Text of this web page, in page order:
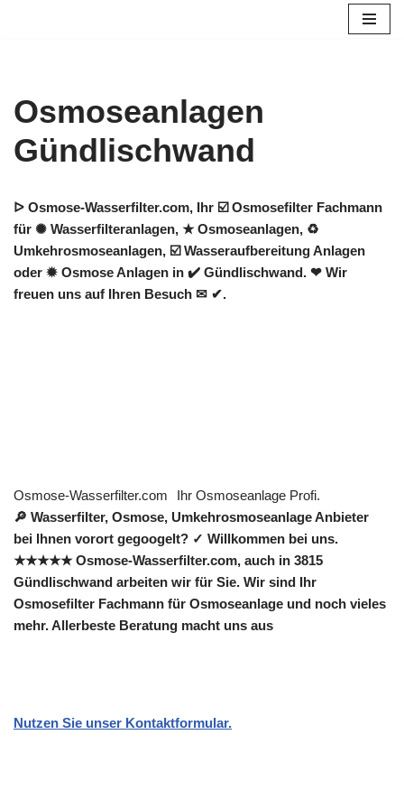
Osmoseanlagen
Gündlischwand
ᐅ Osmose-Wasserfilter.com, Ihr ☑️ Osmosefilter Fachmann
für ✺ Wasserfilteranlagen, ★ Osmoseanlagen, ♻
Umkehrosmoseanlagen, ☑️ Wasseraufbereitung Anlagen
oder ✹ Osmose Anlagen in ✔️ Gündlischwand. ❤ Wir
freuen uns auf Ihren Besuch ✉ ✔.
Osmose-Wasserfilter.com
Ihr Osmoseanlage Profi.
🔎 Wasserfilter, Osmose, Umkehrosmoseanlage Anbieter
bei Ihnen vorort gegoogelt? ✓ Willkommen bei uns.
★★★★★ Osmose-Wasserfilter.com, auch in 3815
Gündlischwand arbeiten wir für Sie. Wir sind Ihr
Osmosefilter Fachmann für Osmoseanlage und noch vieles
mehr. Allerbeste Beratung macht uns aus
Nutzen Sie unser Kontaktformular.